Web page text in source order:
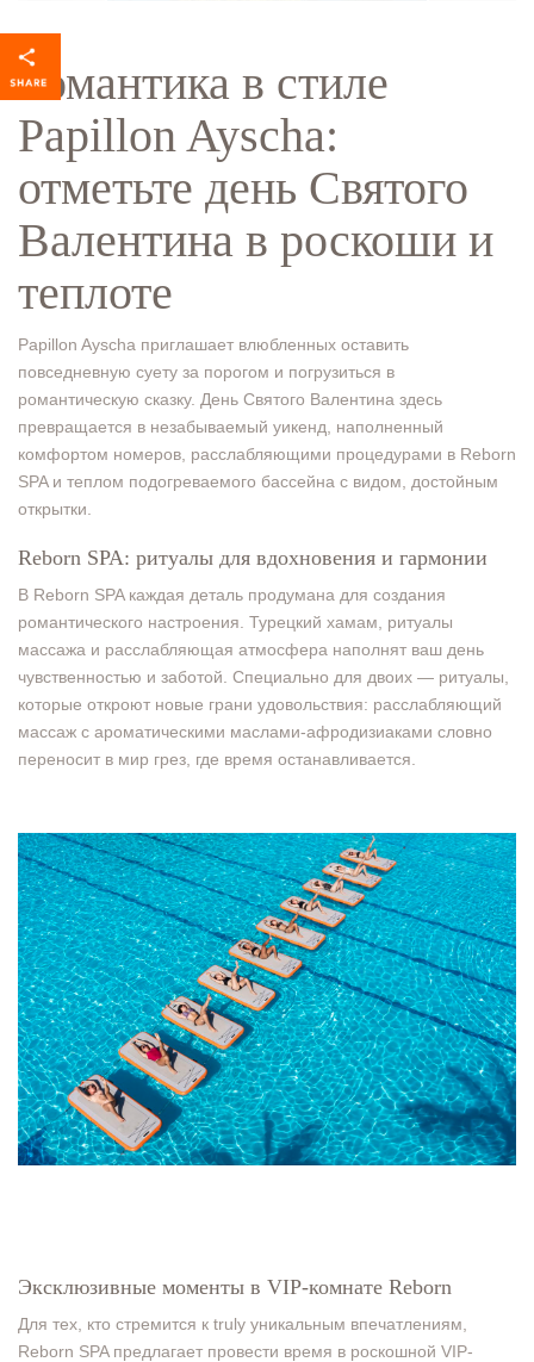
Романтика в стиле
Papillon Ayscha:
отметьте день Святого
Валентина в роскоши и
теплоте
Papillon Ayscha приглашает влюбленных оставить
повседневную суету за порогом и погрузиться в
романтическую сказку. День Святого Валентина здесь
превращается в незабываемый уикенд, наполненный
комфортом номеров, расслабляющими процедурами в Reborn
SPA и теплом подогреваемого бассейна с видом, достойным
открытки.
Reborn SPA: ритуалы для вдохновения и гармонии
В Reborn SPA каждая деталь продумана для создания
романтического настроения. Турецкий хамам, ритуалы
массажа и расслабляющая атмосфера наполнят ваш день
чувственностью и заботой. Специально для двоих — ритуалы,
которые откроют новые грани удовольствия: расслабляющий
массаж с ароматическими маслами-афродизиаками словно
переносит в мир грез, где время останавливается.
Эксклюзивные моменты в VIP-комнате Reborn
Для тех, кто стремится к truly уникальным впечатлениям,
Reborn SPA предлагает провести время в роскошной VIP-